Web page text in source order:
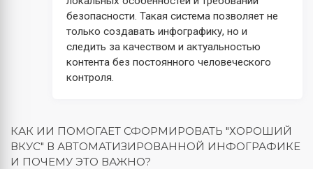
безопасности. Такая система позволяет не
только создавать инфографику, но и
следить за качеством и актуальностью
контента без постоянного человеческого
контроля.
КАК ИИ ПОМОГАЕТ СФОРМИРОВАТЬ "ХОРОШИЙ
ВКУС" В АВТОМАТИЗИРОВАННОЙ ИНФОГРАФИКЕ
И ПОЧЕМУ ЭТО ВАЖНО?